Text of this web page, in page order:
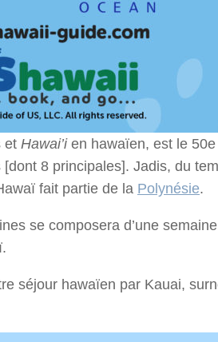
et Hawai’i en hawaïen, est le
8 principales]. Jadis, du
fait partie de la Polynésie.
se composera d’une
séjour hawaïen par Kauai,